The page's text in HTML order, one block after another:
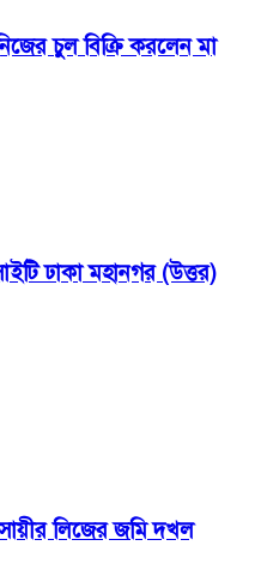
চুল বিক্রি করলেন মা
ঢাকা মহানগর (উত্তর)
লিজের জমি দখল